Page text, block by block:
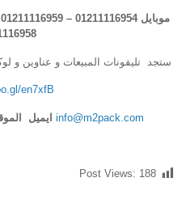
ستجد تليفونات المبيعات و عناوين و
en7xfB
info@m2pack.com ايميل
Post Views: 188